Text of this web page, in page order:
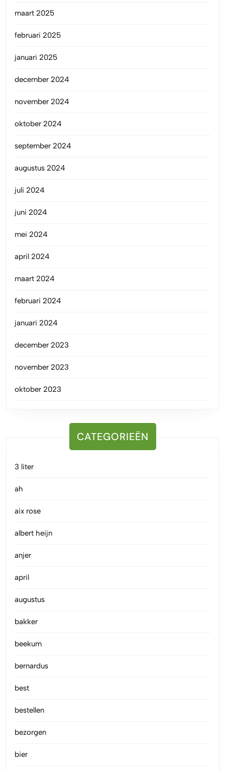
maart 2025
februari 2025
januari 2025
december 2024
november 2024
oktober 2024
september 2024
augustus 2024
juli 2024
juni 2024
mei 2024
april 2024
maart 2024
februari 2024
januari 2024
december 2023
november 2023
oktober 2023
CATEGORIEËN
3 liter
ah
aix rose
albert heijn
anjer
april
augustus
bakker
beekum
bernardus
best
bestellen
bezorgen
bier